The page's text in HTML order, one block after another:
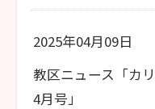
2025年04月09日
教区ニュース「カ
4月号」